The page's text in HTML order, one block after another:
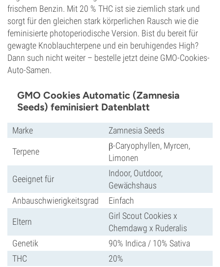
frischem Benzin. Mit 20 % THC ist sie ziemlich stark und
sorgt für den gleichen stark körperlichen Rausch wie die
feminisierte photoperiodische Version. Bist du bereit für
gewagte Knoblauchterpene und ein beruhigendes High?
Dann such nicht weiter – bestelle jetzt deine GMO-Cookies-
Auto-Samen.
GMO Cookies Automatic (Zamnesia
Seeds) feminisiert Datenblatt
Marke Zamnesia Seeds
Terpene
β-Caryophyllen, Myrcen,
Limonen
Geeignet für
Indoor, Outdoor,
Gewächshaus
Anbauschwierigkeitsgrad
Einfach
Eltern
Girl Scout Cookies x
Chemdawg x Ruderalis
Genetik
90% Indica / 10% Sativa
THC
20%